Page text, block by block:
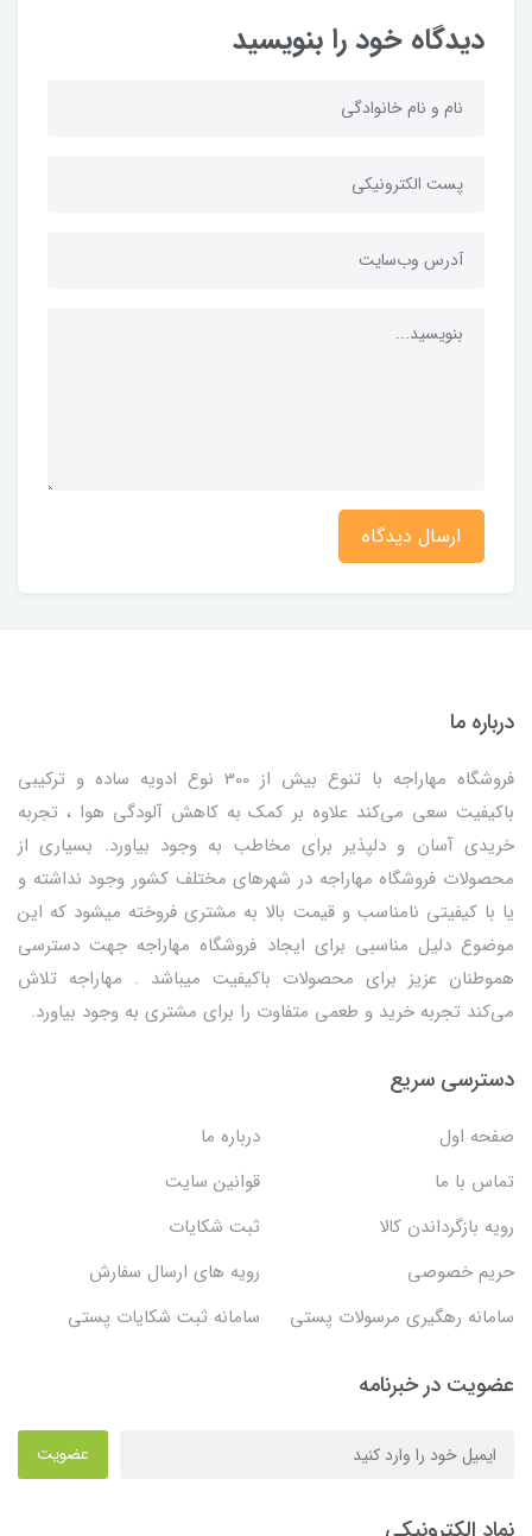
دیدگاه خود را بنویسید
ارسال دیدگاه
درباره ما
فروشگاه مهاراجه با تنوع بیش از 300 نوع ادویه ساده و ترکیبی
باکیفیت سعی می‌کند علاوه بر کمک به کاهش آلودگی هوا ، تجربه
خریدی آسان و دلپذیر برای مخاطب به وجود بیاورد. بسیاری از
محصولات فروشگاه مهاراجه در شهرهای مختلف کشور وجود نداشته و
یا با کیفیتی نامناسب و قیمت بالا به مشتری فروخته میشود که این
موضوع دلیل مناسبی برای ایجاد فروشگاه مهاراجه جهت دسترسی
هموطنان عزیز برای محصولات باکیفیت میباشد . مهاراجه تلاش
می‌کند تجربه خرید و طعمی متفاوت را برای مشتری به وجود بیاورد.
دسترسی سریع
صفحه اول
درباره ما
تماس با ما
قوانین سایت
رویه بازگرداندن کالا
ثبت شکایات
حریم خصوصی
رویه های ارسال سفارش
سامانه رهگیری مرسولات پستی
سامانه ثبت شکایات پستی
عضویت در خبرنامه
عضویت